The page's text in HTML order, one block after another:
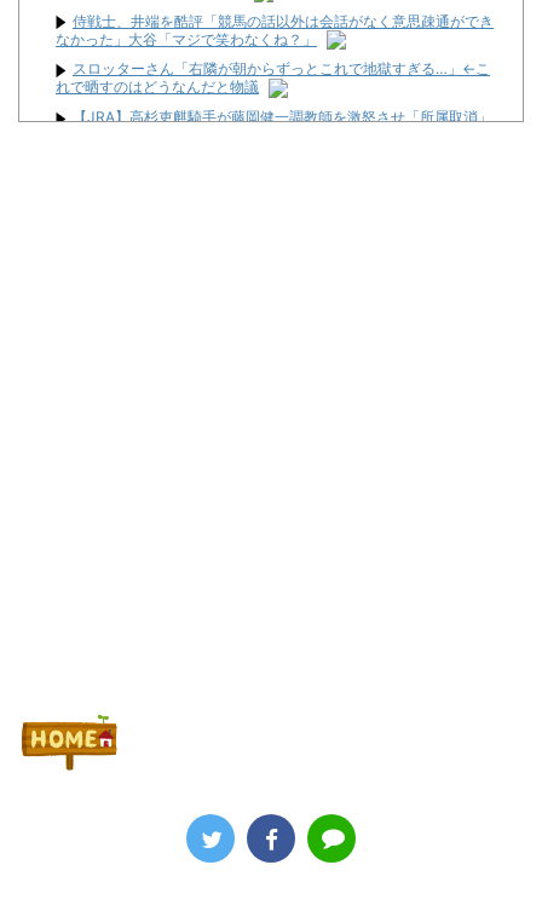
侍戦士、井端を酷評「競馬の話以外は会話がなく意思疎通ができ
なかった」大谷「マジで笑わなくね？」
スロッターさん「右隣が朝からずっとこれで地獄すぎる…」←こ
れで晒すのはどうなんだと物議
【JRA】高杉吏麒騎手が藤岡健一調教師を激怒させ「所属取消」